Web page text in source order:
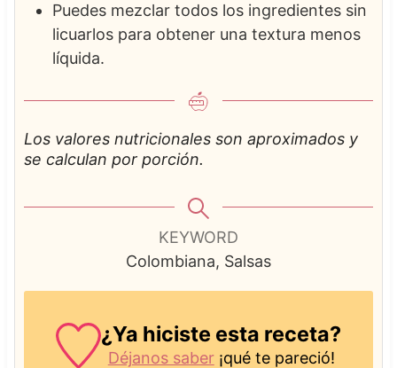
Puedes mezclar todos los ingredientes sin
licuarlos para obtener una textura menos
líquida.
Los valores nutricionales son aproximados y
se calculan por porción.
KEYWORD
Colombiana, Salsas
¿Ya hiciste esta receta?
Déjanos saber¡qué te pareció!